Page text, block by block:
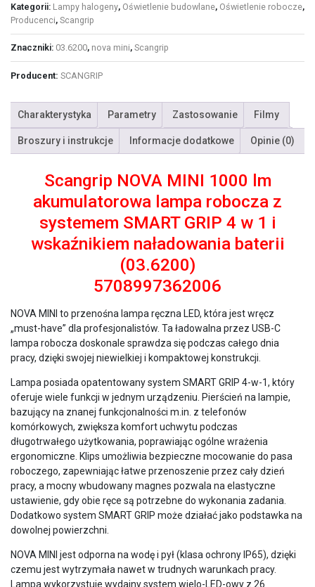
Kategorii: Lampy halogeny, Oświetlenie budowlane, Oświetlenie robocze,
Producenci, Scangrip
Znaczniki: 03.6200, nova mini, Scangrip
Producent: SCANGRIP
Charakterystyka Parametry Zastosowanie Filmy
Broszury i instrukcje Informacje dodatkowe Opinie (0)
Scangrip NOVA MINI 1000 lm
akumulatorowa lampa robocza z
systemem SMART GRIP 4 w 1 i
wskaźnikiem naładowania baterii
(03.6200)
5708997362006
NOVA MINI to przenośna lampa ręczna LED, która jest wręcz
„must-have” dla profesjonalistów. Ta ładowalna przez USB-C
lampa robocza doskonale sprawdza się podczas całego dnia
pracy, dzięki swojej niewielkiej i kompaktowej konstrukcji.
Lampa posiada opatentowany system SMART GRIP 4-w-1, który
oferuje wiele funkcji w jednym urządzeniu. Pierścień na lampie,
bazujący na znanej funkcjonalności m.in. z telefonów
komórkowych, zwiększa komfort uchwytu podczas
długotrwałego użytkowania, poprawiając ogólne wrażenia
ergonomiczne. Klips umożliwia bezpieczne mocowanie do pasa
roboczego, zapewniając łatwe przenoszenie przez cały dzień
pracy, a mocny wbudowany magnes pozwala na elastyczne
ustawienie, gdy obie ręce są potrzebne do wykonania zadania.
Dodatkowo system SMART GRIP może działać jako podstawka na
dowolnej powierzchni.
NOVA MINI jest odporna na wodę i pył (klasa ochrony IP65), dzięki
czemu jest wytrzymała nawet w trudnych warunkach pracy.
Lampa wykorzystuje wydajny system wielo-LED-owy z 26